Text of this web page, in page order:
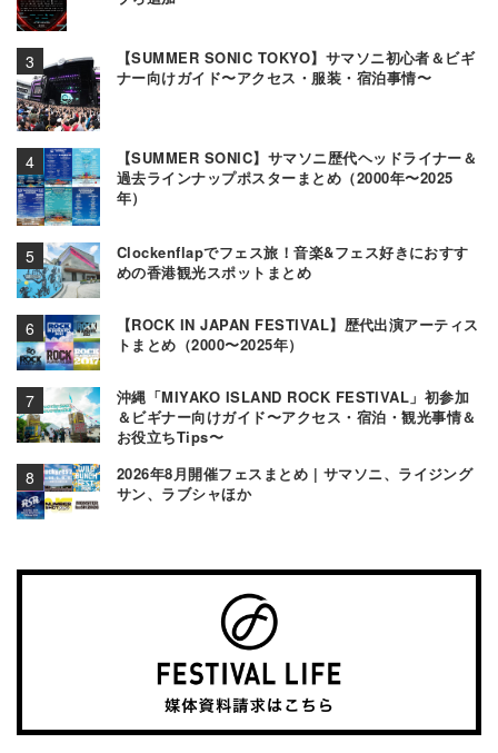
【SUMMER SONIC TOKYO】サマソニ初心者＆ビギ
ナー向けガイド〜アクセス・服装・宿泊事情〜
【SUMMER SONIC】サマソニ歴代ヘッドライナー＆
過去ラインナップポスターまとめ（2000年〜2025
年）
Clockenflapでフェス旅！音楽&フェス好きにおすす
めの香港観光スポットまとめ
【ROCK IN JAPAN FESTIVAL】歴代出演アーティス
トまとめ（2000〜2025年）
沖縄「MIYAKO ISLAND ROCK FESTIVAL」初参加
＆ビギナー向けガイド〜アクセス・宿泊・観光事情＆
お役立ちTips〜
2026年8月開催フェスまとめ | サマソニ、ライジング
サン、ラブシャほか